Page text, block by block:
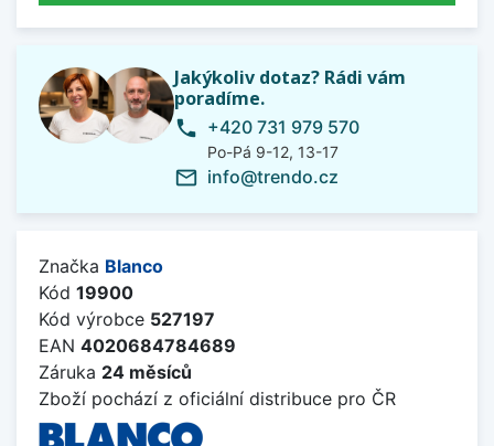
Jakýkoliv dotaz? Rádi vám
poradíme.
phone +420 731 979 570
Po-Pá 9-12, 13-17
mail_outline info@trendo.cz
Značka Blanco
Kód 19900
Kód výrobce 527197
EAN 4020684784689
Záruka 24 měsíců
Zboží pochází z oficiální distribuce pro ČR